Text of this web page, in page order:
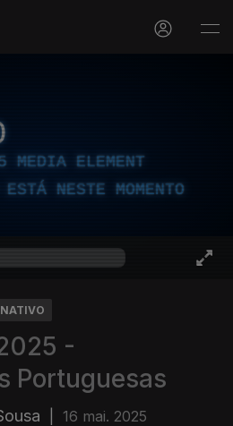
MEDIA ELEMENT
NESTE MOMENTO
-
Portuguesas
16 mai. 2025